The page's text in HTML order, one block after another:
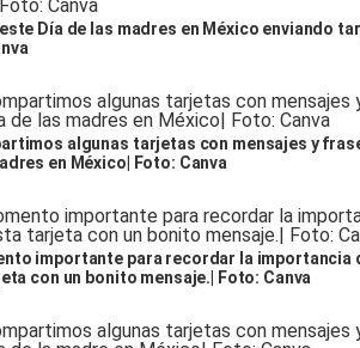
Día de las madres en México enviando
algunas tarjetas con mensajes y
en México| Foto: Canva
importante para recordar la importancia
con un bonito mensaje.| Foto: Canva